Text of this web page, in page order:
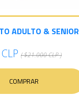
ADULTO & SENIOR
( $21.000 CLP )
COMPRAR